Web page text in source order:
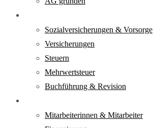
Sozialversicherungen & Vorsorge
Versicherungen
Steuern
Mehrwertsteuer
Buchführung & Revision
Mitarbeiterinnen & Mitarbeiter